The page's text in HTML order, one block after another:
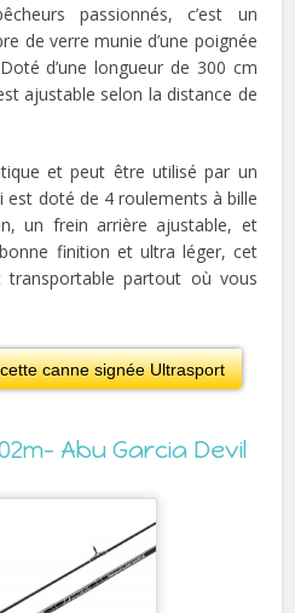
passionnés, c’est un
de verre munie d’une poignée
d’une longueur de 300 cm
ajustable selon la distance de
et peut être utilisé par un
est doté de 4 roulements à bille
un frein arrière ajustable, et
finition et ultra léger, cet
transportable partout où vous
canne signée Ultrasport
Abu Garcia Devil